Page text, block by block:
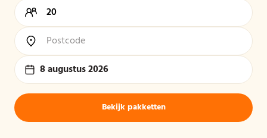
8 augustus 2026
Bekijk pakketten